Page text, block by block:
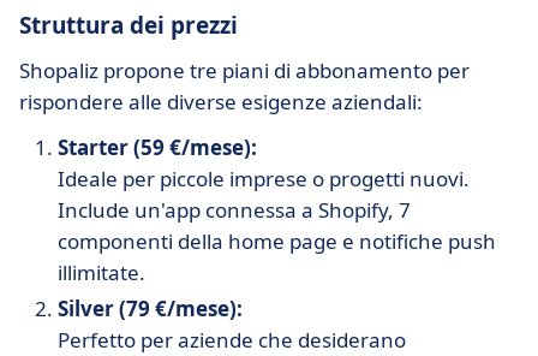
Struttura dei prezzi
Shopaliz propone tre piani di abbonamento per
rispondere alle diverse esigenze aziendali:
Starter (59 €/mese):
Ideale per piccole imprese o progetti nuovi.
Include un'app connessa a Shopify, 7
componenti della home page e notifiche push
illimitate.
Silver (79 €/mese):
Perfetto per aziende che desiderano